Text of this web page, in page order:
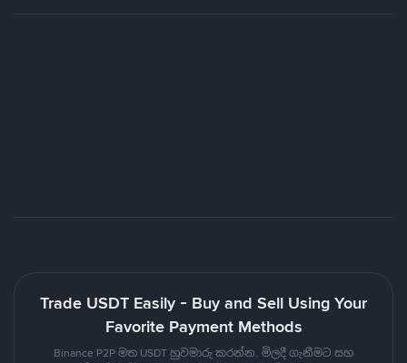
Trade USDT Easily - Buy and Sell Using Your
Favorite Payment Methods
Binance P2P මත USDT හුවමාරු කරන්න. මිලදී ගැනීමට සහ